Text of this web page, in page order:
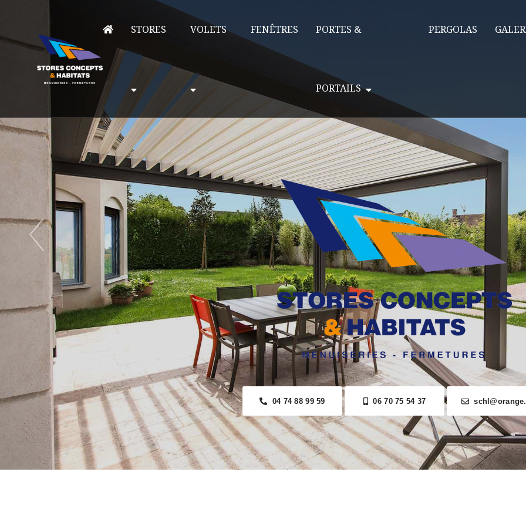
STORES VOLETS FENÊTRES PORTES &
PORTAILS
PERGOLAS
04 74 88 99 59 06 70 75 54 37